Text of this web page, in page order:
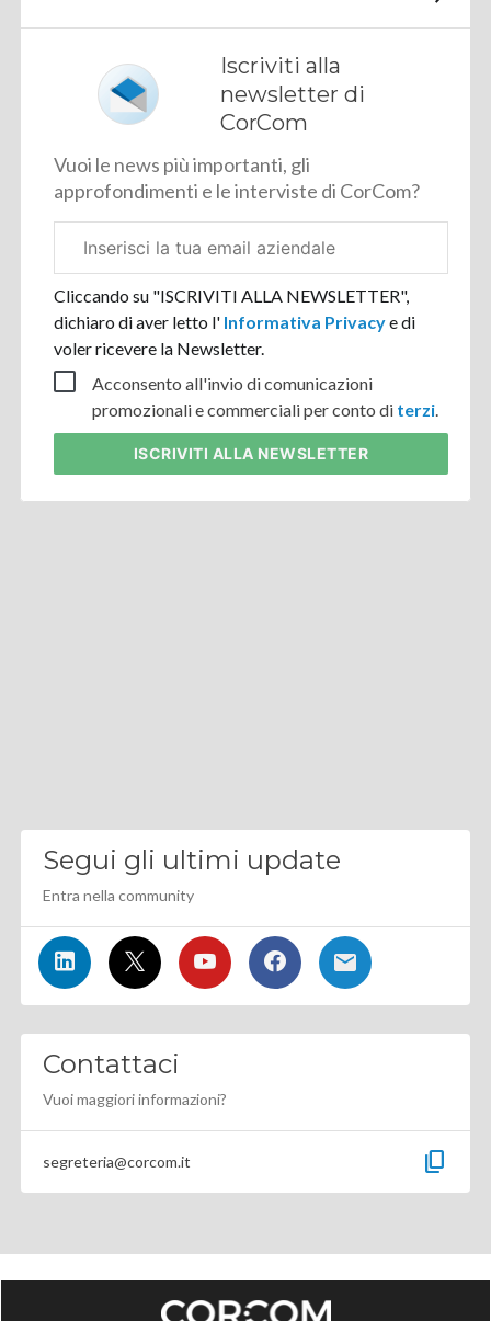
Iscriviti alla
newsletter di
CorCom
Vuoi le news più importanti, gli
approfondimenti e le interviste di CorCom?
aziendale
Cliccando su "ISCRIVITI ALLA NEWSLETTER",
dichiaro di aver letto l' Informativa Privacye di
voler ricevere la Newsletter.
Acconsento all'invio di comunicazioni
promozionali e commerciali per conto di terzi.
ISCRIVITI ALLA NEWSLETTER
Segui gli ultimi update
Entra nella community
Contattaci
Vuoi maggiori informazioni?
segreteria@corcom.it content_copy